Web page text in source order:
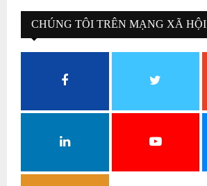
CHÚNG TÔI TRÊN MẠNG XÃ HỘI